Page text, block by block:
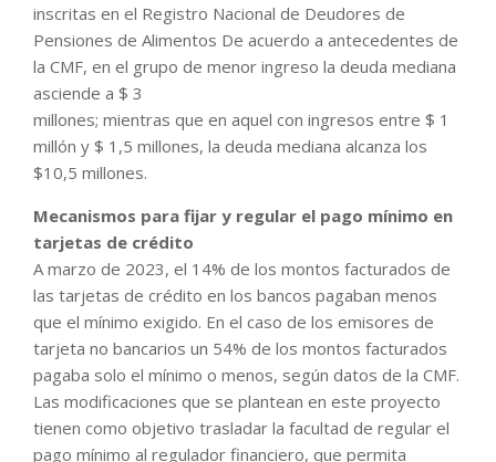
inscritas en el Registro Nacional de Deudores de
Pensiones de Alimentos De acuerdo a antecedentes de
la CMF, en el grupo de menor ingreso la deuda mediana
asciende a $ 3
millones; mientras que en aquel con ingresos entre $ 1
millón y $ 1,5 millones, la deuda mediana alcanza los
$10,5 millones.
Mecanismos para fijar y regular el pago mínimo en
tarjetas de crédito
A marzo de 2023, el 14% de los montos facturados de
las tarjetas de crédito en los bancos pagaban menos
que el mínimo exigido. En el caso de los emisores de
tarjeta no bancarios un 54% de los montos facturados
pagaba solo el mínimo o menos, según datos de la CMF.
Las modificaciones que se plantean en este proyecto
tienen como objetivo trasladar la facultad de regular el
pago mínimo al regulador financiero, que permita